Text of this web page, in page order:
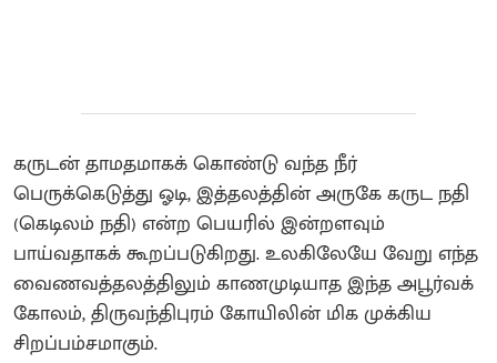
கருடன் தாமதமாகக் கொண்டு வந்த நீர்
பெருக்கெடுத்து ஓடி, இத்தலத்தின் அருகே கருட நதி
(கெடிலம் நதி) என்ற பெயரில் இன்றளவும்
பாய்வதாகக் கூறப்படுகிறது. உலகிலேயே வேறு எந்த
வைணவத்தலத்திலும் காணமுடியாத இந்த அபூர்வக்
கோலம், திருவந்திபுரம் கோயிலின் மிக முக்கிய
சிறப்பம்சமாகும்.